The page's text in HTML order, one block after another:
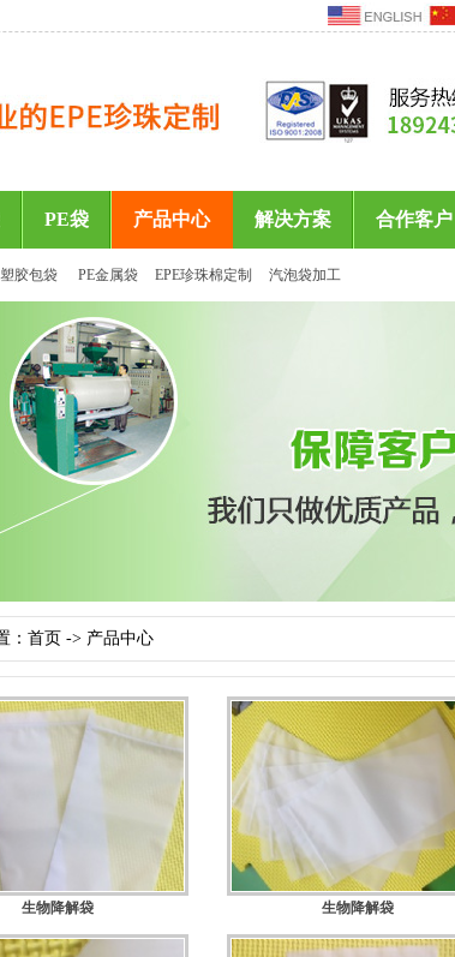
PE袋 产品中心 解决方案 合作客户
胶包袋 PE金属袋 EPE珍珠棉定制 汽泡袋加工
： 首页 -> 产品中心
生物降解袋
规格：
生物降解袋
规格：